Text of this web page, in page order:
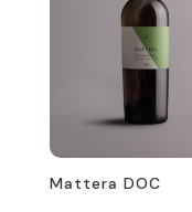
Mattera DOC